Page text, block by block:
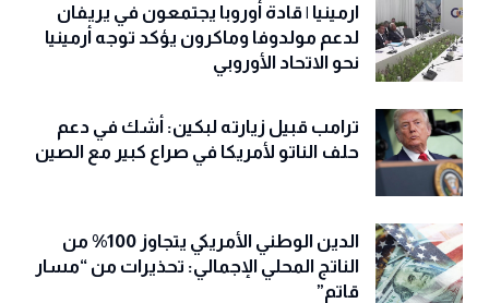
ارمينيا | قادة أوروبا يجتمعون في يريفان
لدعم مولدوفا وماكرون يؤكد توجه أرمينيا
نحو الاتحاد الأوروبي
ترامب قبيل زيارته لبكين: أشك في دعم
حلف الناتو لأمريكا في صراع كبير مع الصين
الدين الوطني الأمريكي يتجاوز 100% من
الناتج المحلي الإجمالي: تحذيرات من “مسار
قاتم”